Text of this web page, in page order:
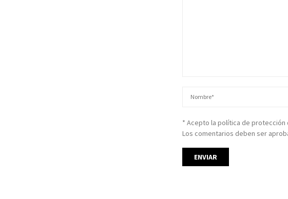
* Acepto la política de protección
Los comentarios deben ser